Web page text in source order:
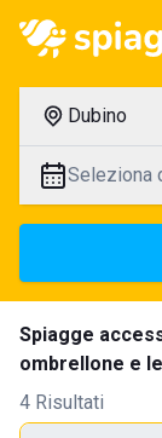
Dubino
Seleziona
Spiagge
ombrellone e
4 Risultati